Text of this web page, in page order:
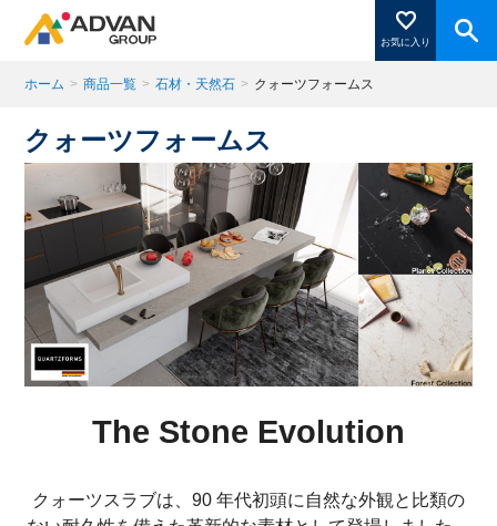
お気に入り
商品ページにある「お気に入り登録」を押すと登録した
商品がここに表示されます。
閉じる
ホーム > 商品一覧 > 石材・天然石 > クォーツフォームス
クォーツフォームス
The Stone Evolution
クォーツスラブは、90 年代初頭に自然な外観と比類の